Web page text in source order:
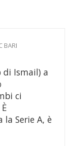
BARI
di Ismail) a
ci
Serie A, è